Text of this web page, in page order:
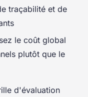
traçabilité et de
le coût global
plutôt que le
d'évaluation